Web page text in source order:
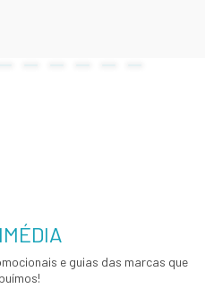
e guias das marcas que